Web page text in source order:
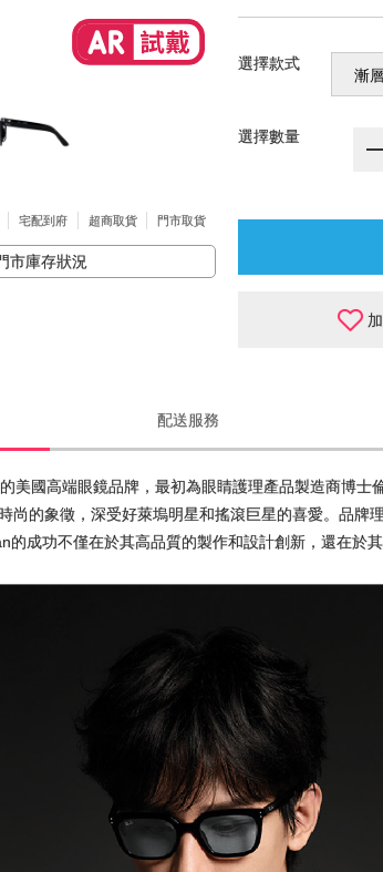
宅配到府 超商取貨 門市取貨
市庫存狀況
選擇款式
選擇數量
配送服務
美國高端眼鏡品牌，最初為眼睛護理產品製造商博
尚的象徵，深受好萊塢明星和搖滾巨星的喜愛。品
的成功不僅在於其高品質的製作和設計創新，還在於